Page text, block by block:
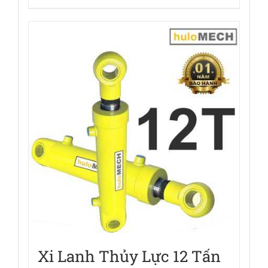
Xi Lanh Thủy Lực 12 Tấn